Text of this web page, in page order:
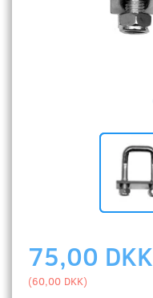
75,00 DKK
(60,00 DKK)